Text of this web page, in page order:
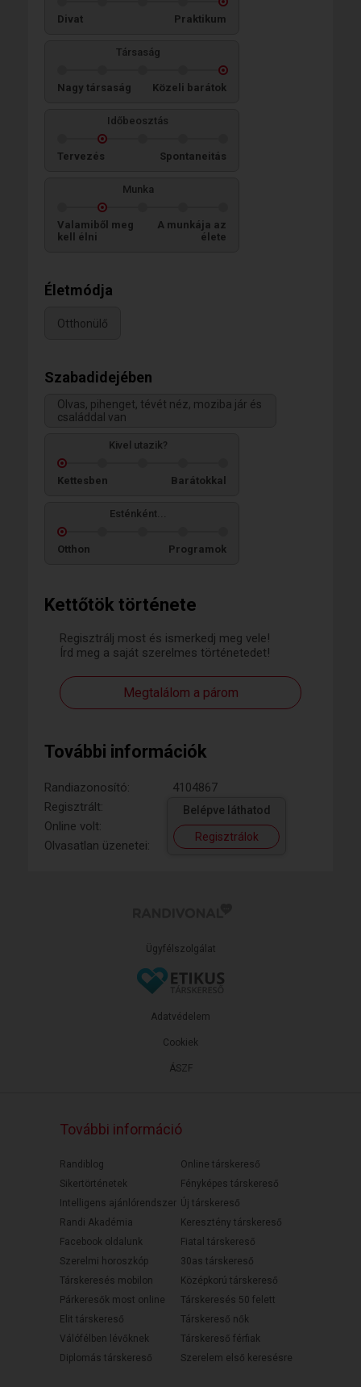
Kettőtök története
Regisztrálj most és ismerkedj meg vele!
Írd meg a saját szerelmes történetedet!
Megtalálom a párom
További információk
Randiazonosító:
4104867
Regisztrált:
Online volt:
Olvasatlan üzenetei:
Belépve láthatod
Regisztrálok
Divat Praktikum
Társaság
Nagy társaság Közeli barátok
Időbeosztás
Tervezés Spontaneitás
Munka
Valamiből meg
kell élni
A munkája az
élete
Életmódja
Otthonülő
Szabadidejében
Olvas, pihenget, tévét néz, moziba jár és
családdal van
Kivel utazik?
Kettesben Barátokkal
Esténként...
Otthon Programok
Ügyfélszolgálat
ÁSZF
Adatvédelem
Cookiek
További információ
Randiblog
Sikertörténetek
Intelligens ajánlórendszer
Randi Akadémia
Facebook oldalunk
Szerelmi horoszkóp
Társkeresés mobilon
Párkeresők most online
Elit társkereső
Válófélben lévőknek
Diplomás társkereső
Online társkereső
Fényképes társkereső
Új társkereső
Keresztény társkereső
Fiatal társkereső
30as társkereső
Középkorú társkereső
Társkeresés 50 felett
Társkereső nők
Társkereső férfiak
Szerelem első keresésre